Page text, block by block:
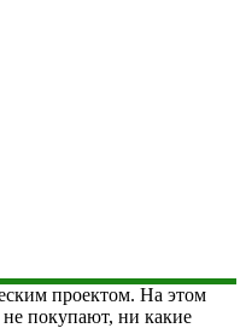
проектом. На этом
покупают, ни какие